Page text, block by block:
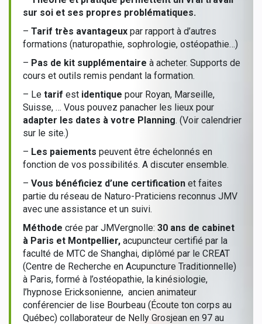
sur soi et ses propres problématiques.
– Tarif très avantageux par rapport à d’autres
formations (naturopathie, sophrologie, ostéopathie…)
– Pas de kit supplémentaire à acheter. Supports de
cours et outils remis pendant la formation.
– Le tarif est identique pour Royan, Marseille,
Suisse, … Vous pouvez panacher les lieux pour
adapter les dates à votre Planning. (Voir calendrier
sur le site.)
– Les paiements peuvent être échelonnés en
fonction de vos possibilités. A discuter ensemble.
– Vous bénéficiez d’une certification et faites
partie du réseau de Naturo-Praticiens reconnus JMV
avec une assistance et un suivi.
Méthode crée par JMVergnolle: 30 ans de cabinet
à Paris et Montpellier, acupuncteur certifié par la
faculté de MTC de Shanghai, diplômé par le CREAT
(Centre de Recherche en Acupuncture Traditionnelle)
à Paris, formé à l’ostéopathie, la kinésiologie,
l’hypnose Ericksonienne, ancien animateur
conférencier de lise Bourbeau (Écoute ton corps au
Québec) collaborateur de Nelly Grosjean en 97 au